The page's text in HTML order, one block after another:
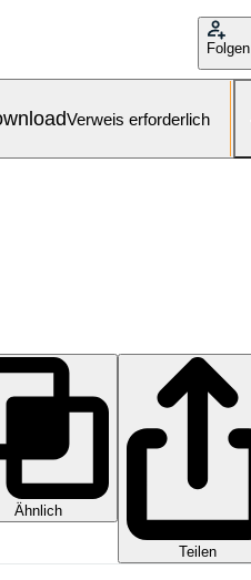
Folgen
Verweis erforderlich
Ähnlich
Teilen